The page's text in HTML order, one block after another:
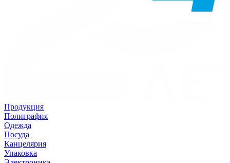
Продукция
Полиграфия
Одежда
Посуда
Канцелярия
Упаковка